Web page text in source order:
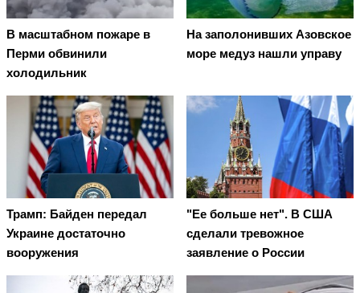
В масштабном пожаре в
Перми обвинили
холодильник
На заполонивших Азовское
море медуз нашли управу
Трамп: Байден передал
Украине достаточно
вооружения
"Ее больше нет". В США
сделали тревожное
заявление о России